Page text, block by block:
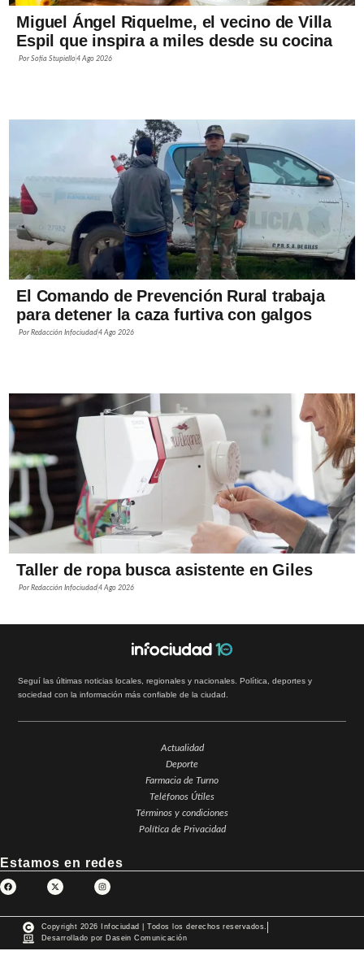
Miguel Ángel Riquelme, el vecino de Villa
Espil que inspira a miles desde su cocina
PorSofía Stupiello4 Ago 2026
El Comando de Prevención Rural trabaja
para detener la caza furtiva con galgos
PorRedacción Infociudad4 Ago 2026
Taller de ropa busca asistente en Giles
PorRedacción Infociudad4 Ago 2026
Seguí las últimas noticias locales, regionales y nacionales. Política, deportes y
sociedad con la información más confiable de la ciudad.
Actualidad
Deporte
Farmacia de Turno
Teléfonos Útiles
Términos y condiciones
Política de Privacidad
Estamos en redes
Copyright 2026 Infociudad | Todos los derechos reservados.
Desarrollado por Dasein Comunicación